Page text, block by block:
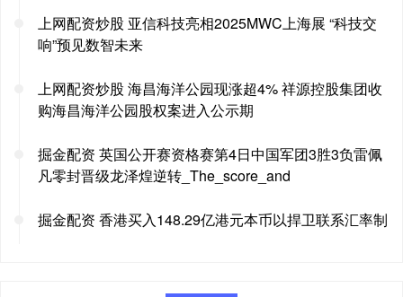
上网配资炒股 亚信科技亮相2025MWC上海展 “科技交
响”预见数智未来
上网配资炒股 海昌海洋公园现涨超4% 祥源控股集团收
购海昌海洋公园股权案进入公示期
掘金配资 英国公开赛资格赛第4日中国军团3胜3负雷佩
凡零封晋级龙泽煌逆转_The_score_and
掘金配资 香港买入148.29亿港元本币以捍卫联系汇率制